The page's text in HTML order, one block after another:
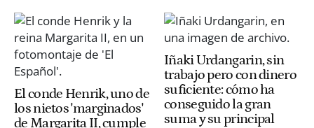
El conde Henrik, uno de
los nietos 'marginados'
de Margarita II, cumple
Iñaki Urdangarin, sin
trabajo pero con dinero
suficiente: cómo ha
conseguido la gran
suma y su principal